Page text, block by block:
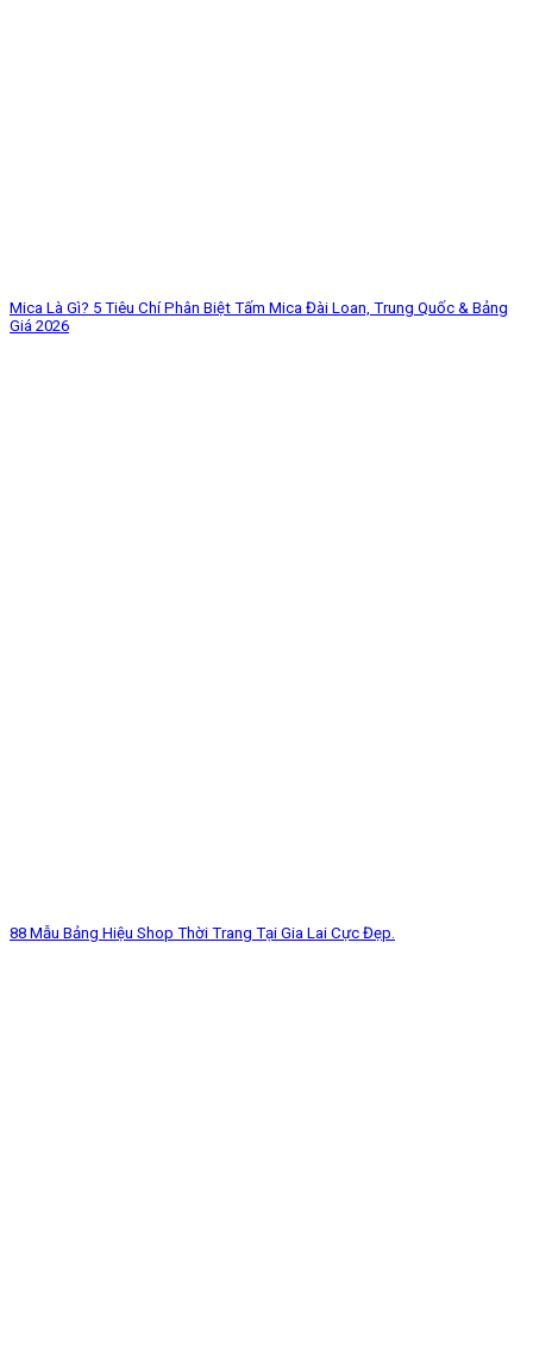
Mica Là Gì? 5 Tiêu Chí Phân Biệt Tấm Mica Đài Loan, Trung Quốc & Bảng
Giá 2026
88 Mẫu Bảng Hiệu Shop Thời Trang Tại Gia Lai Cực Đẹp.